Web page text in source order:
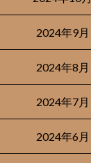
2024年9月
2024年8月
2024年7月
2024年6月